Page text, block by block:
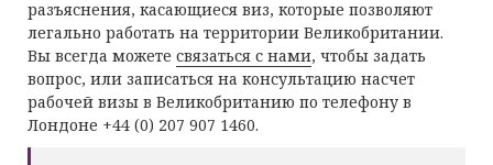
разъяснения, касающиеся виз, которые позволяют
легально работать на территории Великобритании.
Вы всегда можете связаться с нами, чтобы задать
вопрос, или записаться на консультацию насчет
рабочей визы в Великобританию по телефону в
Лондоне +44 (0) 207 907 1460.